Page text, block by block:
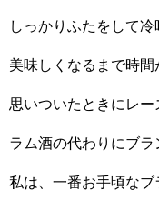
しっかりふたをして冷
美味しくなるまで時
思いついたときにレー
ラム酒の代わりにブラ
私は、一番お手頃なブ